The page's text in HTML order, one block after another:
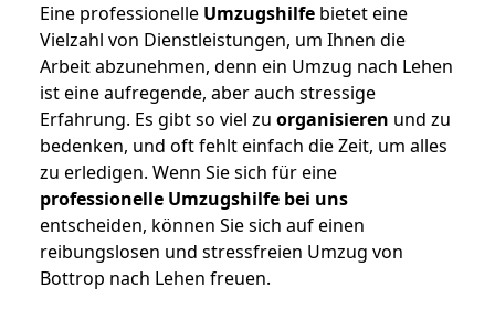
Eine professionelle Umzugshilfe bietet eine
Vielzahl von Dienstleistungen, um Ihnen die
Arbeit abzunehmen, denn ein Umzug nach Lehen
ist eine aufregende, aber auch stressige
Erfahrung. Es gibt so viel zu organisieren und zu
bedenken, und oft fehlt einfach die Zeit, um alles
zu erledigen. Wenn Sie sich für eine
professionelle Umzugshilfe bei uns
entscheiden, können Sie sich auf einen
reibungslosen und stressfreien Umzug von
Bottrop nach Lehen freuen.